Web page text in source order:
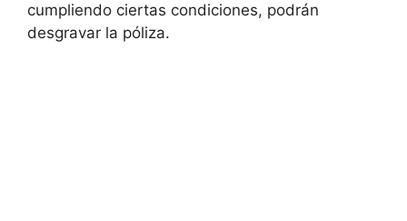
cumpliendo ciertas condiciones, podrán
desgravar la póliza.